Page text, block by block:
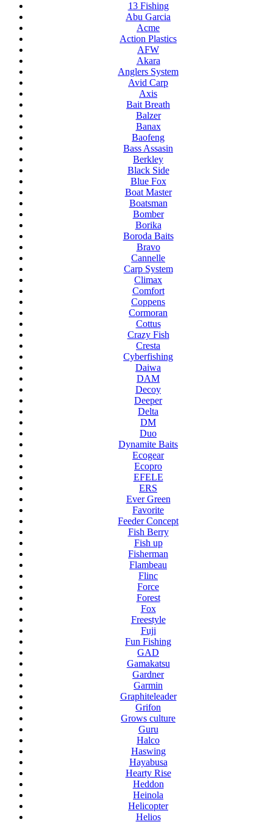
13 Fishing
Abu Garcia
Acme
Action Plastics
AFW
Akara
Anglers System
Avid Carp
Axis
Bait Breath
Balzer
Banax
Baofeng
Bass Assasin
Berkley
Black Side
Blue Fox
Boat Master
Boatsman
Bomber
Borika
Boroda Baits
Bravo
Cannelle
Carp System
Climax
Comfort
Coppens
Cormoran
Cottus
Crazy Fish
Cresta
Cyberfishing
Daiwa
DAM
Decoy
Deeper
Delta
DM
Duo
Dynamite Baits
Ecogear
Ecopro
EFELE
ERS
Ever Green
Favorite
Feeder Concept
Fish Berry
Fish up
Fisherman
Flambeau
Flinc
Force
Forest
Fox
Freestyle
Fuji
Fun Fishing
GAD
Gamakatsu
Gardner
Garmin
Graphiteleader
Grifon
Grows culture
Guru
Halco
Haswing
Hayabusa
Hearty Rise
Heddon
Heinola
Helicopter
Helios